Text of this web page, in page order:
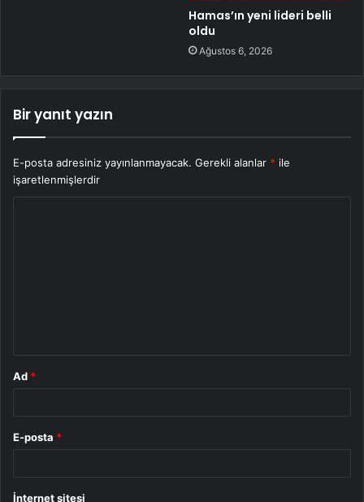
Hamas’ın yeni lideri belli
oldu
Ağustos 6, 2026
Bir yanıt yazın
E-posta adresiniz yayınlanmayacak. Gerekli alanlar * ile
işaretlenmişlerdir
Ad *
E-posta *
İnternet sitesi